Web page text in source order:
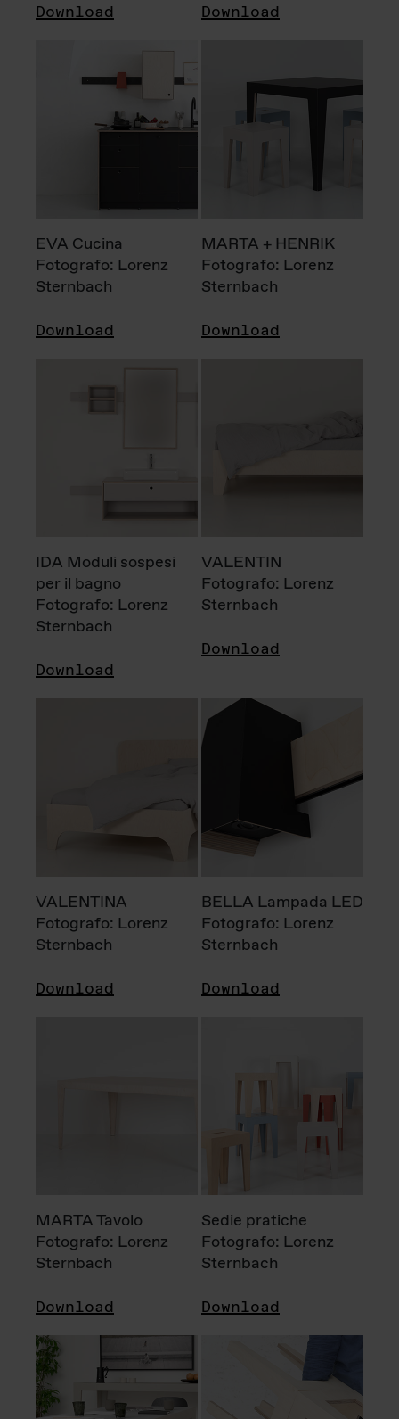
Download Download
EVA Cucina
Fotografo: Lorenz
Sternbach
Download
MARTA + HENRIK
Fotografo: Lorenz
Sternbach
Download
IDA Moduli sospesi
per il bagno
Fotografo: Lorenz
Sternbach
Download
VALENTIN
Fotografo: Lorenz
Sternbach
Download
VALENTINA
Fotografo: Lorenz
Sternbach
Download
BELLA Lampada LED
Fotografo: Lorenz
Sternbach
Download
MARTA Tavolo
Fotografo: Lorenz
Sternbach
Download
Sedie pratiche
Fotografo: Lorenz
Sternbach
Download